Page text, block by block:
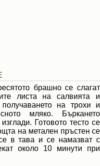
брашно се слагат
листа на салвията и
на трохи и
мляко. Бъркането
Готовото тесто се
на метален пръстен се
в тава и се намазват с
около 10 минути при